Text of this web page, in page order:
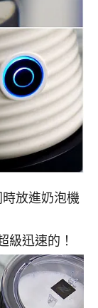
放進奶泡機
級迅速的！